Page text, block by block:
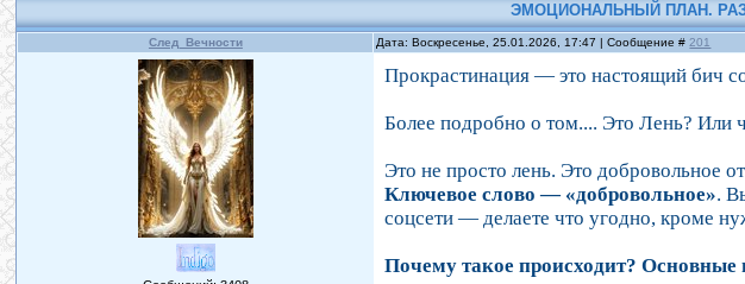
ЭМОЦИОНАЛЬНЫЙ ПЛАН.
След_Вечности Дата: Воскресенье, 25.01.2026, 17:47 | Сообщение # 201
Прокрастинация — это настоящий бич
Более подробно о том.... Это Лень? Или
Это не просто лень. Это добровольное
Ключевое слово — «добровольное».
соцсети — делаете что угодно, кроме
Почему такое происходит?